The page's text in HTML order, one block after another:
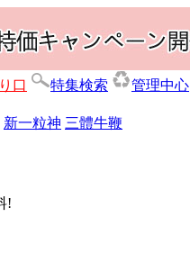
口 特集検索
管理中心
新一粒神 三體牛鞭
!